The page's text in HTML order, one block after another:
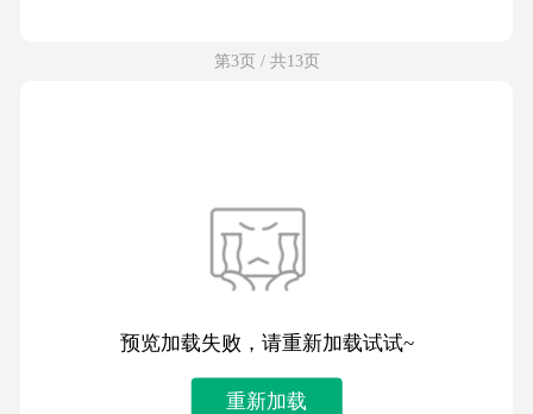
第3页 / 共13页
预览加载失败，请重新加载试试~
重新加载